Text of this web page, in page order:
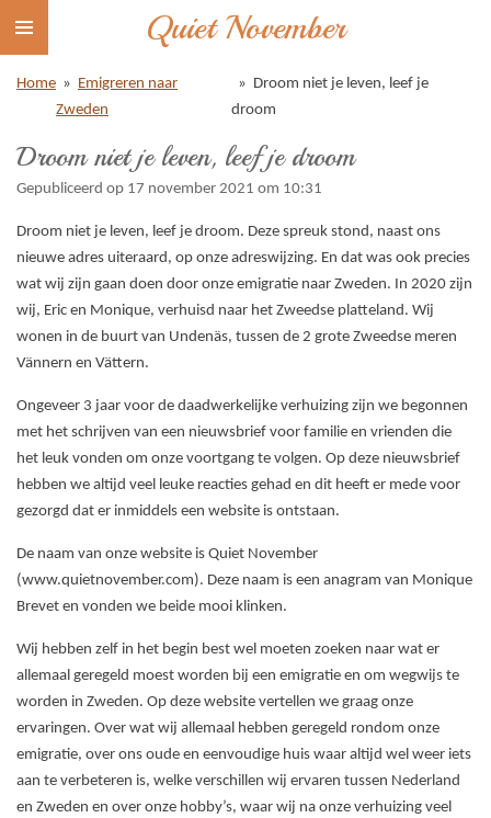
Ga
naar
Quiet November
Home » Emigreren naar
Zweden
» Droom niet je leven, leef je
droom
Droom niet je leven, leef je droom
Gepubliceerd op 17 november 2021 om 10:31
Droom niet je leven, leef je droom. Deze spreuk stond, naast ons
nieuwe adres uiteraard, op onze adreswijzing. En dat was ook precies
wat wij zijn gaan doen door onze emigratie naar Zweden. In 2020 zijn
wij, Eric en Monique, verhuisd naar het Zweedse platteland. Wij
wonen in de buurt van Undenäs, tussen de 2 grote Zweedse meren
Vännern en Vättern.
Ongeveer 3 jaar voor de daadwerkelijke verhuizing zijn we begonnen
met het schrijven van een nieuwsbrief voor familie en vrienden die
het leuk vonden om onze voortgang te volgen. Op deze nieuwsbrief
hebben we altijd veel leuke reacties gehad en dit heeft er mede voor
gezorgd dat er inmiddels een website is ontstaan.
De naam van onze website is Quiet November
(www.quietnovember.com). Deze naam is een anagram van Monique
Brevet en vonden we beide mooi klinken.
Wij hebben zelf in het begin best wel moeten zoeken naar wat er
allemaal geregeld moest worden bij een emigratie en om wegwijs te
worden in Zweden. Op deze website vertellen we graag onze
ervaringen. Over wat wij allemaal hebben geregeld rondom onze
emigratie, over ons oude en eenvoudige huis waar altijd wel weer iets
aan te verbeteren is, welke verschillen wij ervaren tussen Nederland
en Zweden en over onze hobby’s, waar wij na onze verhuizing veel